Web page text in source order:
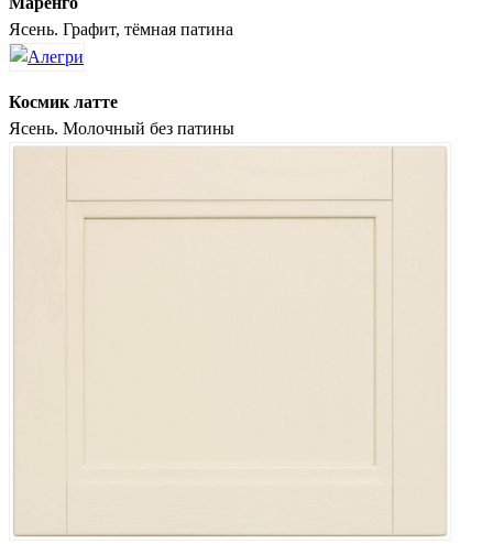
Ясень. Графит, тёмная патина
Космик латте
Ясень. Молочный без патины